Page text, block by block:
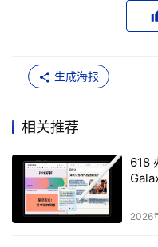
高水平打造大数据中心
面为企业提供含金量极
大会发布环节还发布了
颁布了“2023 算力应用
《数据中心风冷（风侧自
要成果，并启动了国家
络安全服务平台暨安全监
生成海报
相关推荐
618
2026